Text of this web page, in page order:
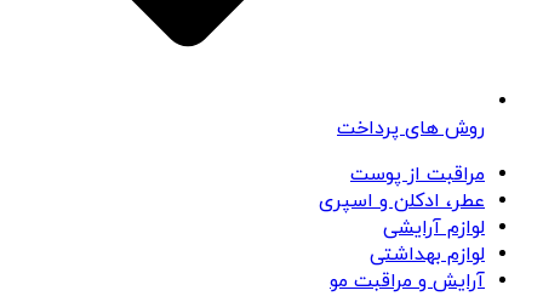
روش های پرداخت
مراقبت از پوست
عطر، ادکلن و اسپری
لوازم آرایشی
لوازم بهداشتی
آرایش و مراقبت مو